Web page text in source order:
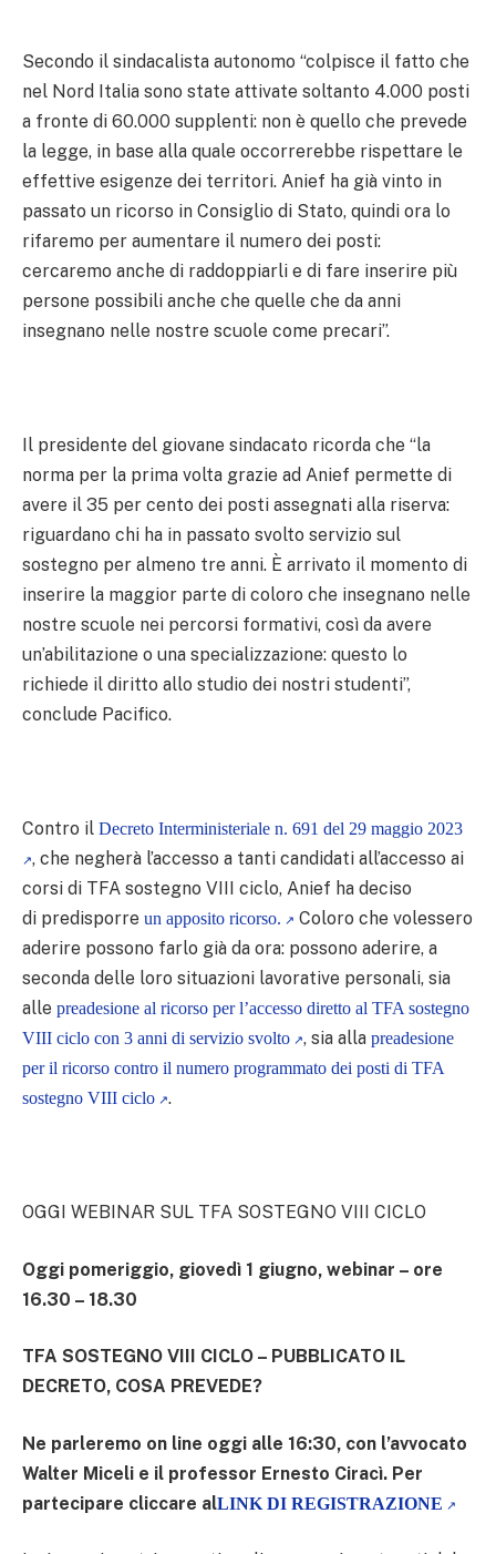
Secondo il sindacalista autonomo “colpisce il fatto che
nel Nord Italia sono state attivate soltanto 4.000 posti
a fronte di 60.000 supplenti: non è quello che prevede
la legge, in base alla quale occorrerebbe rispettare le
effettive esigenze dei territori. Anief ha già vinto in
passato un ricorso in Consiglio di Stato, quindi ora lo
rifaremo per aumentare il numero dei posti:
cercaremo anche di raddoppiarli e di fare inserire più
persone possibili anche che quelle che da anni
insegnano nelle nostre scuole come precari”.
Il presidente del giovane sindacato ricorda che “la
norma per la prima volta grazie ad Anief permette di
avere il 35 per cento dei posti assegnati alla riserva:
riguardano chi ha in passato svolto servizio sul
sostegno per almeno tre anni. È arrivato il momento di
inserire la maggior parte di coloro che insegnano nelle
nostre scuole nei percorsi formativi, così da avere
un’abilitazione o una specializzazione: questo lo
richiede il diritto allo studio dei nostri studenti”,
conclude Pacifico.
Contro il Decreto Interministeriale n. 691 del 29 maggio 2023
, che negherà l’accesso a tanti candidati all’accesso ai
corsi di TFA sostegno VIII ciclo, Anief ha deciso
di predisporre un apposito ricorso.
Coloro che volessero
aderire possono farlo già da ora: possono aderire, a
seconda delle loro situazioni lavorative personali, sia
alle preadesione al ricorso per l’accesso diretto al TFA sostegno
VIII ciclo con 3 anni di servizio svolto
, sia alla preadesione
per il ricorso contro il numero programmato dei posti di TFA
sostegno VIII ciclo
.
OGGI WEBINAR SUL TFA SOSTEGNO VIII CICLO
Oggi pomeriggio, giovedì 1 giugno, webinar – ore
16.30 – 18.30
TFA SOSTEGNO VIII CICLO – PUBBLICATO IL
DECRETO, COSA PREVEDE?
Ne parleremo on line oggi alle 16:30, con l’avvocato
Walter Miceli e il professor Ernesto Ciracì. Per
partecipare cliccare alLINK DI REGISTRAZIONE